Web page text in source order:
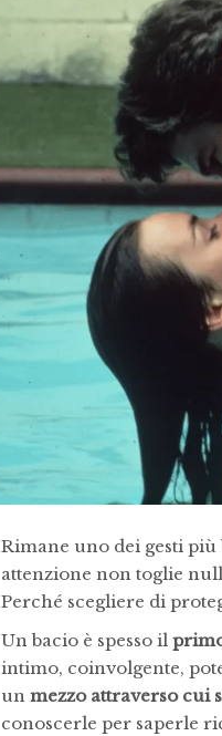
Rimane uno dei gesti
attenzione non toglie
Perché scegliere di
Un bacio è spesso il
intimo, coinvolgente,
un mezzo attraverso cui
conoscerle per saperle